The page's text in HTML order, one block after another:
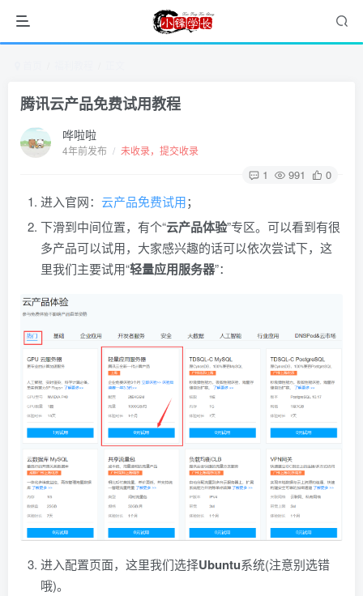
腾讯云产品免费试用教程
哗啦啦
4年前发布 / 未收录，提交收录
1 991 0
进入官网： 云产品免费试用；
下滑到中间位置，有个“云产品体验”专区。可以看到有很
多产品可以试用，大家感兴趣的话可以依次尝试下，这
里我们主要试用“轻量应用服务器”：
进入配置页面，这里我们选择Ubuntu系统(注意别选错
哦)。